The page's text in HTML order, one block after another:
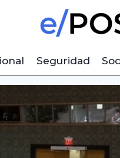
Seguridad